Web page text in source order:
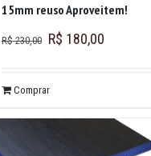
15mm reuso Aproveitem!
R$230,00 R$ 180,00
Comprar